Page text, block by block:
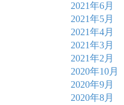
2021年6月
2021年5月
2021年4月
2021年3月
2021年2月
2020年10月
2020年9月
2020年8月